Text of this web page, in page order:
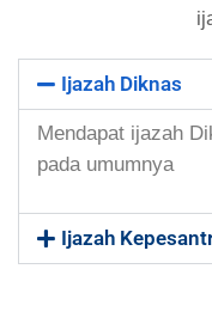
Ijazah Diknas
Mendapat ijazah
pada umumnya
Ijazah